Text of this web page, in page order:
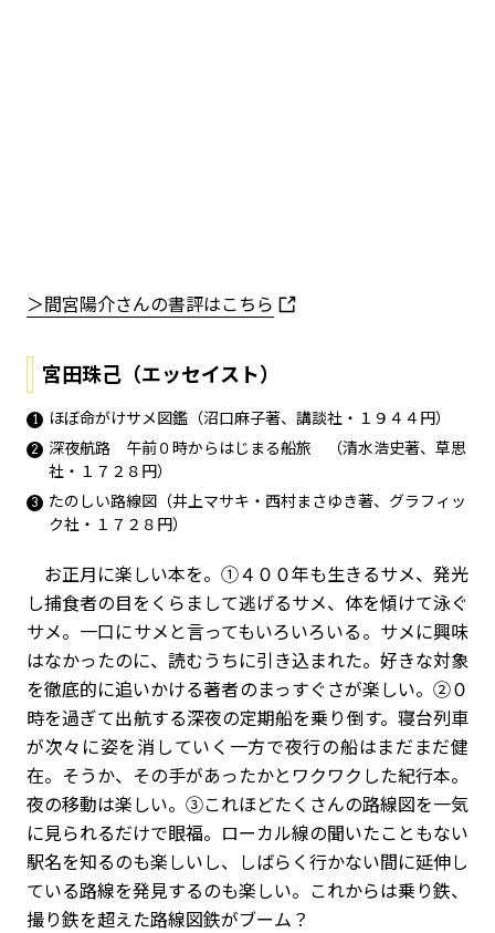
＞間宮陽介さんの書評はこちら
宮田珠己（エッセイスト）
ほぼ命がけサメ図鑑（沼口麻子著、講談社・１９４４円）
深夜航路 午前０時からはじまる船旅 （清水浩史著、草思
社・１７２８円）
たのしい路線図（井上マサキ・西村まさゆき著、グラフィッ
ク社・１７２８円）
お正月に楽しい本を。①４００年も生きるサメ、発光
し捕食者の目をくらまして逃げるサメ、体を傾けて泳ぐ
サメ。一口にサメと言ってもいろいろいる。サメに興味
はなかったのに、読むうちに引き込まれた。好きな対象
を徹底的に追いかける著者のまっすぐさが楽しい。②０
時を過ぎて出航する深夜の定期船を乗り倒す。寝台列車
が次々に姿を消していく一方で夜行の船はまだまだ健
在。そうか、その手があったかとワクワクした紀行本。
夜の移動は楽しい。③これほどたくさんの路線図を一気
に見られるだけで眼福。ローカル線の聞いたこともない
駅名を知るのも楽しいし、しばらく行かない間に延伸し
ている路線を発見するのも楽しい。これからは乗り鉄、
撮り鉄を超えた路線図鉄がブーム？